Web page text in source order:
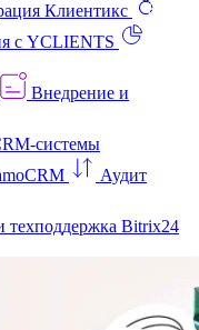
Клиентикс
с YCLIENTS
Внедрение и
системы
Аудит
техподдержка Bitrix24